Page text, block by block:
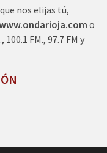
nos elijas tú,
o
FM., 97.7 FM y